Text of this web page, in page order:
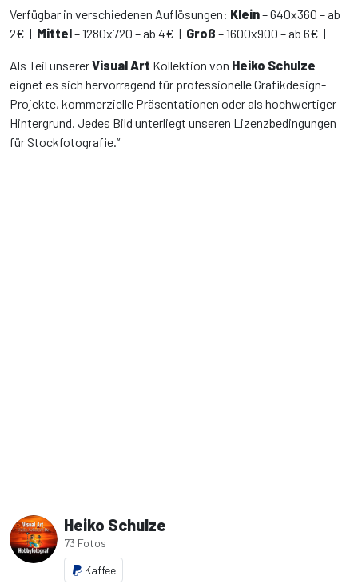
Verfügbar in verschiedenen Auflösungen: Klein– 640x360 – ab
2€ | Mittel– 1280x720 – ab 4€ | Groß – 1600x900 – ab 6€ |
Als Teil unsererVisual Art Kollektion von Heiko Schulze
eignet es sich hervorragend für professionelle Grafikdesign-
Projekte, kommerzielle Präsentationen oder als hochwertiger
Hintergrund. Jedes Bild unterliegt unseren Lizenzbedingungen
für Stockfotografie.“
Heiko Schulze
73 Fotos
Kaffee